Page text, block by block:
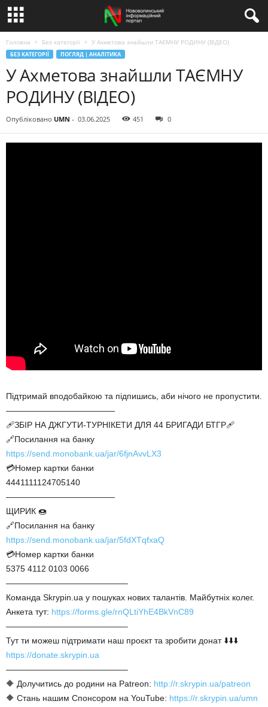
Головна Без категорії У Ахметова знайшли ТАЄМНУ РОДИНУ (ВІДЕО)
БЕЗ КАТЕГОРІЇ ПОГЛЯД | АНАЛІТИКА
У Ахметова знайшли ТАЄМНУ
РОДИНУ (ВІДЕО)
Опубліковано UMN - 03.06.2025 451 0
Підтримай вподобайкою та підпишись, аби нічого не пропустити.
—————————————
🩹ЗБІР НА ДЖГУТИ-ТУРНІКЕТИ ДЛЯ 44 БРИГАДИ БТГР🩹
🔗Посилання на банку
https://send.monobank.ua/jar/6fjnAvvLX3
💳Номер картки банки
4441111124705140
—————————————
ЩИРИК 🍩
🔗Посилання на банку
https://send.monobank.ua/jar/5fdXTqfxaQ
💳Номер картки банки
5375 4112 0103 0066
——————————————–
Команда Skrypin.ua у пошуках нових талантів. Майбутніх колег.
Анкета тут: https://forms.gle/rnQLtiYhE4BkVnC89
——————————————–
Тут ти можеш підтримати наш проєкт та зробити донат ⬇️⬇️⬇️
https://donate.skrypin.ua
——————————————–
🔶 Долучитись до родини на Patreon: http://r.skrypin.ua/patreon
🔶 Стань нашим Спонсором на YouTube: https://r.skrypin.ua/umn